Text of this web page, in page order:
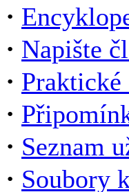
·
· Napište
· Praktické
·
· Seznam
· Soubory